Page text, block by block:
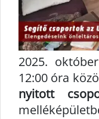
2025.
12:00 óra
nyitott